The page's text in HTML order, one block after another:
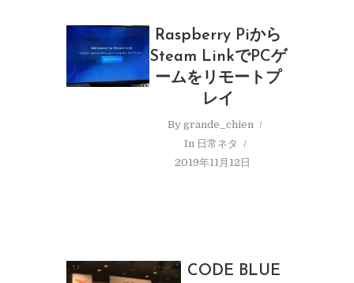
Raspberry Piから
Steam LinkでPCゲ
ームをリモートプ
レイ
By grande_chien
In 日常ネタ
2019年11月12日
CODE BLUE